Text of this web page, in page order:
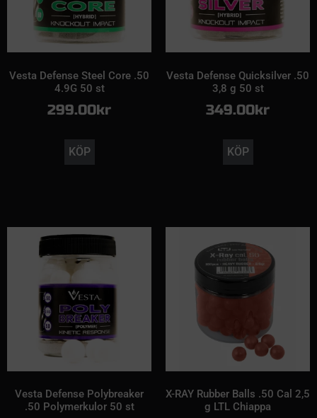
Vesta Defense Steel Core .50
4.9G 50 st
299.00kr
KÖP
Vesta Defense Quicksilver .50
3,8 g 50 st
349.00kr
KÖP
Vesta Defense Polybreaker
.50 Polymerkulor 50 st
X-RAY Rubber Balls .50 Cal 2,5
g LTL Chiappa